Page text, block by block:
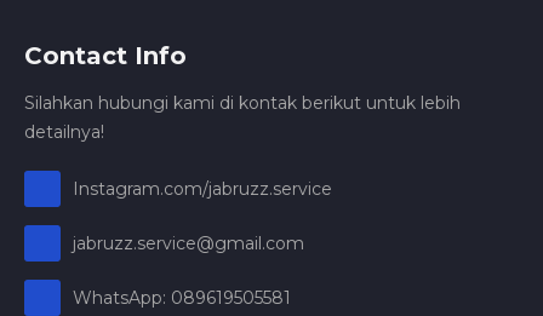
Contact Info
Silahkan hubungi kami di kontak berikut untuk lebih
detailnya!
Instagram.com/jabruzz.service
jabruzz.service@gmail.com
WhatsApp: 089619505581